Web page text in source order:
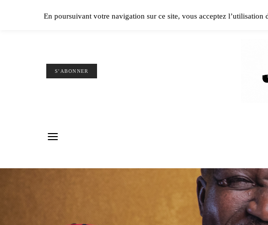
Please install
S'ABONNER
En poursuivant votre navigation sur ce site, vous acceptez